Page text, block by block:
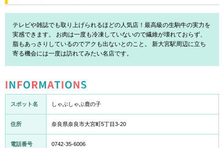
テレビや雑誌でも取り上げられるほどの人気店！最高級の生駒牛の実力を
実感できます。 お肉は一度も冷凍していないので繊維が壊れておらず、
脂もあっさりしているのでアクも出ないとのこと。 新大宮駅周辺に立ち
寄る機会には一度は訪れてみたい名店です。
スポット名 しゃぶしゃぶ鹿の子
住所 奈良県奈良市大宮町5丁目3-20
電話番号 0742-35-6006